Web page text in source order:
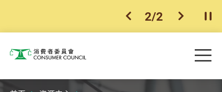
上一个
2/2 下一个开
消费者委员会 目